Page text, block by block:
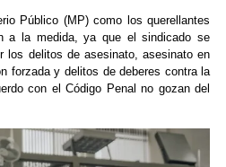
Público (MP) como los querellantes
a la medida, ya que el sindicado se
los delitos de asesinato, asesinato en
forzada y delitos de deberes contra la
con el Código Penal no gozan del